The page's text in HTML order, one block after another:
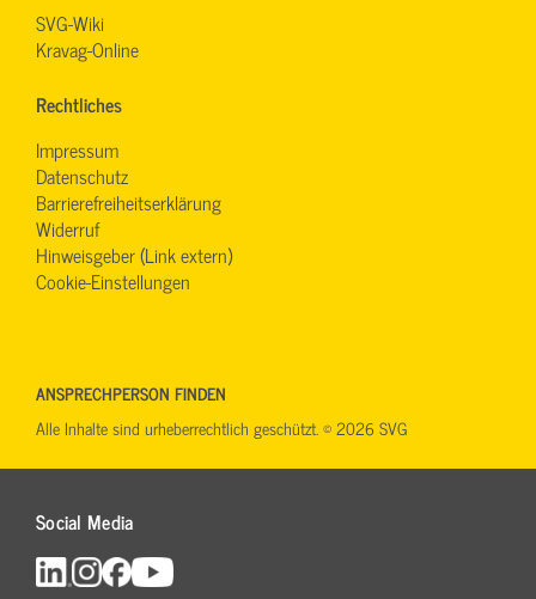
SVG-Wiki
Kravag-Online
Rechtliches
Impressum
Datenschutz
Barrierefreiheitserklärung
Widerruf
Hinweisgeber (Link extern)
Cookie-Einstellungen
Social Media
ANSPRECHPERSON FINDEN
Alle Inhalte sind urheberrechtlich geschützt. © 2026 SVG